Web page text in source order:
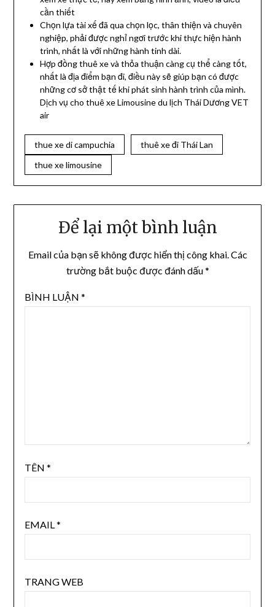
cần thiết
Chọn lựa tài xế đã qua chọn lọc, thân thiện và chuyên
nghiệp, phải được nghỉ ngơi trước khi thực hiện hành
trình, nhất là với những hành tinh dài.
Hợp đồng thuê xe và thỏa thuận càng cụ thể càng tốt,
nhất là địa điểm bạn đi, điều này sẽ giúp bạn có được
những cơ sở thật tế khi phát sinh hành trình của mình.
Dịch vụ cho thuê xe Limousine du lịch Thái Dương VET
air
thue xe di campuchia
thuê xe đi Thái Lan
thue xe limousine
Để lại một bình luận
Email của bạn sẽ không được hiển thị công khai. Các
trường bắt buộc được đánh dấu*
BÌNH LUẬN *
TÊN *
EMAIL *
TRANG WEB